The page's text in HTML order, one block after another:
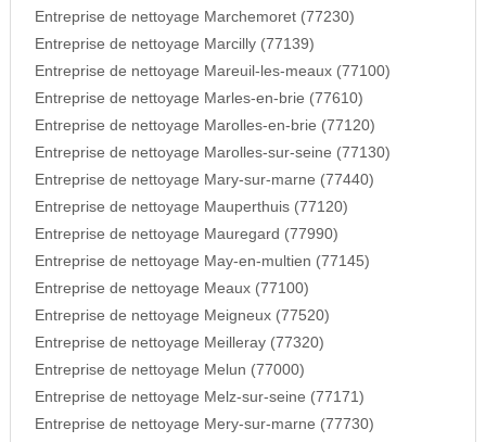
Entreprise de nettoyage Marchemoret (77230)
Entreprise de nettoyage Marcilly (77139)
Entreprise de nettoyage Mareuil-les-meaux (77100)
Entreprise de nettoyage Marles-en-brie (77610)
Entreprise de nettoyage Marolles-en-brie (77120)
Entreprise de nettoyage Marolles-sur-seine (77130)
Entreprise de nettoyage Mary-sur-marne (77440)
Entreprise de nettoyage Mauperthuis (77120)
Entreprise de nettoyage Mauregard (77990)
Entreprise de nettoyage May-en-multien (77145)
Entreprise de nettoyage Meaux (77100)
Entreprise de nettoyage Meigneux (77520)
Entreprise de nettoyage Meilleray (77320)
Entreprise de nettoyage Melun (77000)
Entreprise de nettoyage Melz-sur-seine (77171)
Entreprise de nettoyage Mery-sur-marne (77730)